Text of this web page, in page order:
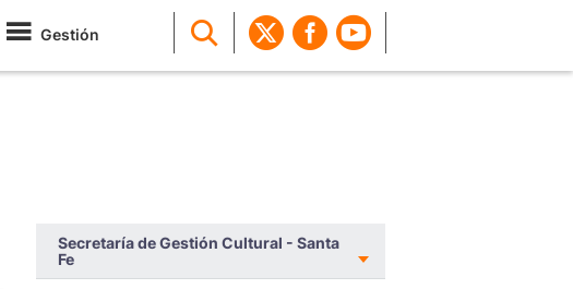
Gestión
Secretaría de Gestión Cultural - Santa
Fe